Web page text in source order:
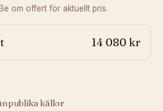
om offert för aktuellt pris.
14 080 kr
publika källor